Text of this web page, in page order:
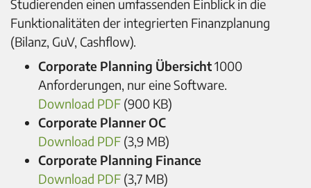
Studierenden einen umfassenden Einblick in die
Funktionalitäten der integrierten Finanzplanung
(Bilanz, GuV, Cashflow).
Corporate Planning Übersicht1000
Anforderungen, nur eine Software.
Download PDF (900 KB)
Corporate Planner OC
Download PDF (3,9 MB)
Corporate Planning Finance
Download PDF (3,7 MB)